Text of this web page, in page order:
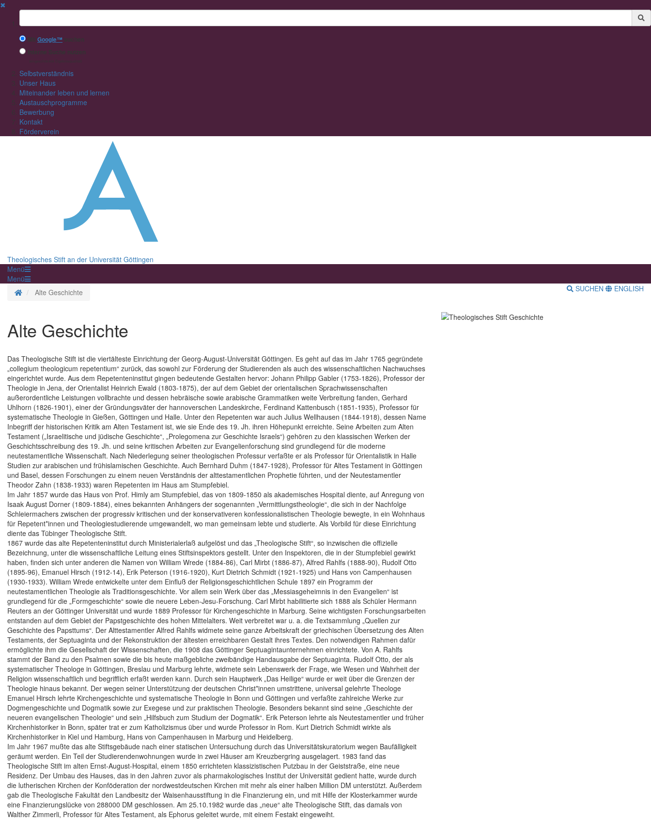
✖
Suchbegriff
Mit Google™ suchen
Interne Suche nutzen
Selbstverständnis
Unser Haus
Miteinander leben und lernen
Austauschprogramme
Bewerbung
Kontakt
Förderverein
Theologisches Stift an der Universität Göttingen
Menü
Menü
Startseite
Alte Geschichte SUCHEN ENGLISH
Alte Geschichte
Das Theologische Stift ist die viertälteste Einrichtung der Georg-August-Universität Göttingen. Es geht auf das im Jahr 1765 gegründete
„collegium theologicum repetentium“ zurück, das sowohl zur Förderung der Studierenden als auch des wissenschaftlichen Nachwuchses
eingerichtet wurde. Aus dem Repetenteninstitut gingen bedeutende Gestalten hervor: Johann Philipp Gabler (1753-1826), Professor der
Theologie in Jena, der Orientalist Heinrich Ewald (1803-1875), der auf dem Gebiet der orientalischen Sprachwissenschaften
außerordentliche Leistungen vollbrachte und dessen hebräische sowie arabische Grammatiken weite Verbreitung fanden, Gerhard
Uhlhorn (1826-1901), einer der Gründungsväter der hannoverschen Landeskirche, Ferdinand Kattenbusch (1851-1935), Professor für
systematische Theologie in Gießen, Göttingen und Halle. Unter den Repetenten war auch Julius Wellhausen (1844-1918), dessen Name
Inbegriff der historischen Kritik am Alten Testament ist, wie sie Ende des 19. Jh. ihren Höhepunkt erreichte. Seine Arbeiten zum Alten
Testament („Israelitische und jüdische Geschichte“, „Prolegomena zur Geschichte Israels“) gehören zu den klassischen Werken der
Geschichtsschreibung des 19. Jh. und seine kritischen Arbeiten zur Evangelienforschung sind grundlegend für die moderne
neutestamentliche Wissenschaft. Nach Niederlegung seiner theologischen Professur verfaßte er als Professor für Orientalistik in Halle
Studien zur arabischen und frühislamischen Geschichte. Auch Bernhard Duhm (1847-1928), Professor für Altes Testament in Göttingen
und Basel, dessen Forschungen zu einem neuen Verständnis der alttestamentlichen Prophetie führten, und der Neutestamentler
Theodor Zahn (1838-1933) waren Repetenten im Haus am Stumpfebiel.
Im Jahr 1857 wurde das Haus von Prof. Himly am Stumpfebiel, das von 1809-1850 als akademisches Hospital diente, auf Anregung von
Isaak August Dorner (1809-1884), eines bekannten Anhängers der sogenannten „Vermittlungstheologie“, die sich in der Nachfolge
Schleiermachers zwischen der progressiv kritischen und der konservativeren konfessionalistischen Theologie bewegte, in ein Wohnhaus
für Repetent*innen und Theologiestudierende umgewandelt, wo man gemeinsam lebte und studierte. Als Vorbild für diese Einrichtung
diente das Tübinger Theologische Stift.
1867 wurde das alte Repetenteninstitut durch Ministerialerlaß aufgelöst und das „Theologische Stift“, so inzwischen die offizielle
Bezeichnung, unter die wissenschaftliche Leitung eines Stiftsinspektors gestellt. Unter den Inspektoren, die in der Stumpfebiel gewirkt
haben, finden sich unter anderen die Namen von William Wrede (1884-86), Carl Mirbt (1886-87), Alfred Rahlfs (1888-90), Rudolf Otto
(1895-96), Emanuel Hirsch (1912-14), Erik Peterson (1916-1920), Kurt Dietrich Schmidt (1921-1925) und Hans von Campenhausen
(1930-1933). William Wrede entwickelte unter dem Einfluß der Religionsgeschichtlichen Schule 1897 ein Programm der
neutestamentlichen Theologie als Traditionsgeschichte. Vor allem sein Werk über das „Messiasgeheimnis in den Evangelien“ ist
grundlegend für die „Formgeschichte“ sowie die neuere Leben-Jesu-Forschung. Carl Mirbt habilitierte sich 1888 als Schüler Hermann
Reuters an der Göttinger Universität und wurde 1889 Professor für Kirchengeschichte in Marburg. Seine wichtigsten Forschungsarbeiten
entstanden auf dem Gebiet der Papstgeschichte des hohen Mittelalters. Weit verbreitet war u. a. die Textsammlung „Quellen zur
Geschichte des Papsttums“. Der Alttestamentler Alfred Rahlfs widmete seine ganze Arbeitskraft der griechischen Übersetzung des Alten
Testaments, der Septuaginta und der Rekonstruktion der ältesten erreichbaren Gestalt ihres Textes. Den notwendigen Rahmen dafür
ermöglichte ihm die Gesellschaft der Wissenschaften, die 1908 das Göttinger Septuagintaunternehmen einrichtete. Von A. Rahlfs
stammt der Band zu den Psalmen sowie die bis heute maßgebliche zweibändige Handausgabe der Septuaginta. Rudolf Otto, der als
systematischer Theologe in Göttingen, Breslau und Marburg lehrte, widmete sein Lebenswerk der Frage, wie Wesen und Wahrheit der
Religion wissenschaftlich und begrifflich erfaßt werden kann. Durch sein Hauptwerk „Das Heilige“ wurde er weit über die Grenzen der
Theologie hinaus bekannt. Der wegen seiner Unterstützung der deutschen Christ*innen umstrittene, universal gelehrte Theologe
Emanuel Hirsch lehrte Kirchengeschichte und systematische Theologie in Bonn und Göttingen und verfaßte zahlreiche Werke zur
Dogmengeschichte und Dogmatik sowie zur Exegese und zur praktischen Theologie. Besonders bekannt sind seine „Geschichte der
neueren evangelischen Theologie“ und sein „Hilfsbuch zum Studium der Dogmatik“. Erik Peterson lehrte als Neutestamentler und früher
Kirchenhistoriker in Bonn, später trat er zum Katholizismus über und wurde Professor in Rom. Kurt Dietrich Schmidt wirkte als
Kirchenhistoriker in Kiel und Hamburg, Hans von Campenhausen in Marburg und Heidelberg.
Im Jahr 1967 mußte das alte Stiftsgebäude nach einer statischen Untersuchung durch das Universitätskuratorium wegen Baufälligkeit
geräumt werden. Ein Teil der Studierendenwohnungen wurde in zwei Häuser am Kreuzbergring ausgelagert. 1983 fand das
Theologische Stift im alten Ernst-August-Hospital, einem 1850 errichteten klassizistischen Putzbau in der Geiststraße, eine neue
Residenz. Der Umbau des Hauses, das in den Jahren zuvor als pharmakologisches Institut der Universität gedient hatte, wurde durch
die lutherischen Kirchen der Konföderation der nordwestdeutschen Kirchen mit mehr als einer halben Million DM unterstützt. Außerdem
gab die Theologische Fakultät den Landbesitz der Waisenhausstiftung in die Finanzierung ein, und mit Hilfe der Klosterkammer wurde
eine Finanzierungslücke von 288000 DM geschlossen. Am 25.10.1982 wurde das „neue“ alte Theologische Stift, das damals von
Walther Zimmerli, Professor für Altes Testament, als Ephorus geleitet wurde, mit einem Festakt eingeweiht.